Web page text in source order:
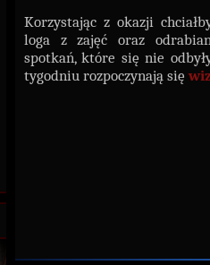
Korzystając z okazji
loga z zajęć oraz
spotkań, które się nie
tygodniu rozpoczynają się